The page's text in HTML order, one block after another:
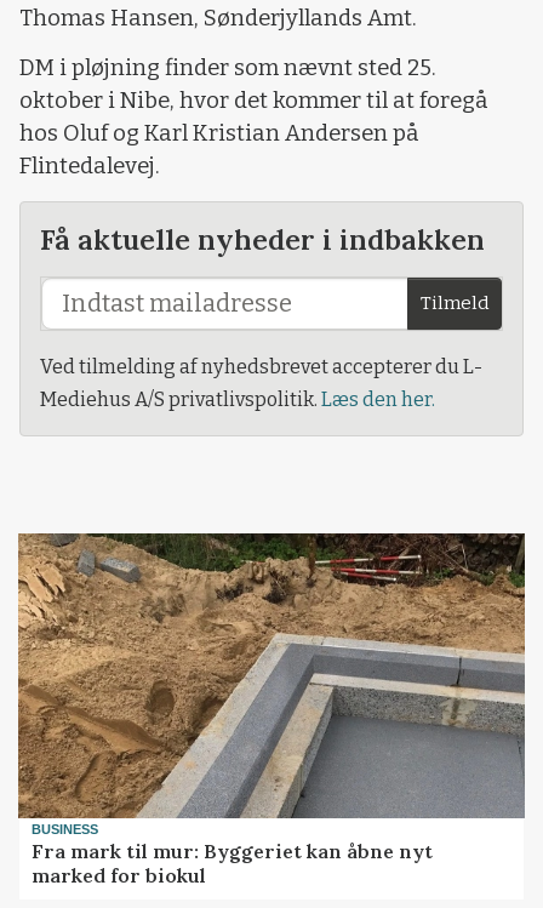
Thomas Hansen, Sønderjyllands Amt.
DM i pløjning finder som nævnt sted 25.
oktober i Nibe, hvor det kommer til at foregå
hos Oluf og Karl Kristian Andersen på
Flintedalevej.
Få aktuelle nyheder i indbakken
Tilmeld
Ved tilmelding af nyhedsbrevet accepterer du L-
Mediehus A/S privatlivspolitik. Læs den her.
BUSINESS
Fra mark til mur: Byggeriet kan åbne nyt
marked for biokul